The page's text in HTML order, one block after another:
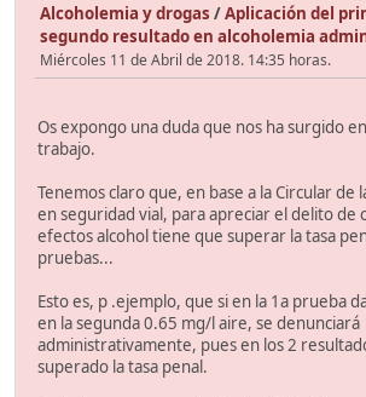
Alcoholemia y drogas /Aplicación del
segundo resultado en alcoholemia
Miércoles 11 de Abril de 2018. 14:35 horas.
Os expongo una duda que nos ha surgido
trabajo.
Tenemos claro que, en base a la Circular de
en seguridad vial, para apreciar el delito de
efectos alcohol tiene que superar la tasa
pruebas...
Esto es, p .ejemplo, que si en la 1a prueba
en la segunda 0.65 mg/l aire, se denunciará
administrativamente, pues en los 2
superado la tasa penal.